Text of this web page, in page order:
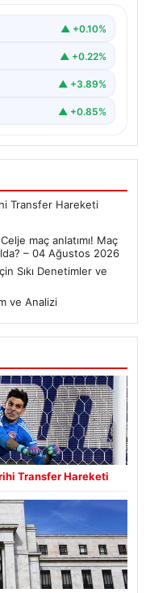
▲ +0.10%
▲ +0.22%
▲ +3.89%
▲ +0.85%
Transfer Hareketi
maç anlatımı! Maç
– 04 Ağustos 2026
Sıkı Denetimler ve
ve Analizi
Transfer Hareketi